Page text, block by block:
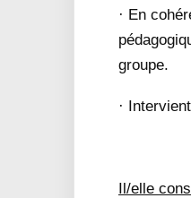
· En
groupe.
·
Il/elle